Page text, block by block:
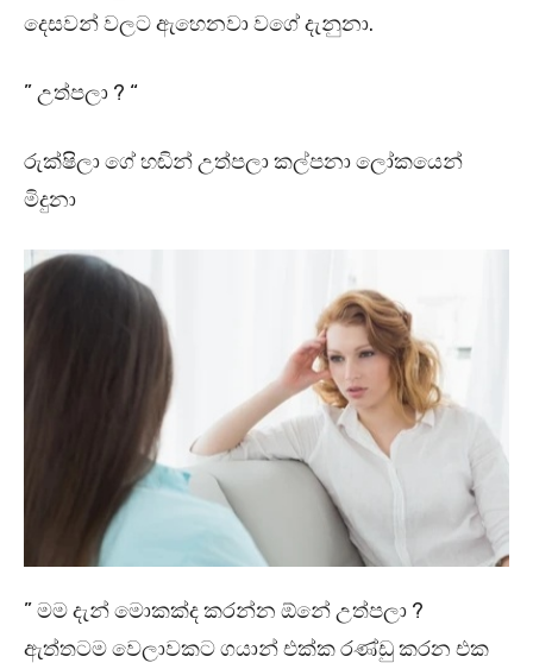
දෙසවන් වලට ඇහෙනවා වගේ දැනුනා.
” උත්පලා ? “
රුක්ෂිලා ගේ හඬින් උත්පලා කල්පනා ලෝකයෙන්
මිදුනා
” මම දැන් මොකක්ද කරන්න ඕනේ උත්පලා ?
ඇත්තටම වෙලාවකට ගයාන් එක්ක රණ්ඩු කරන එක